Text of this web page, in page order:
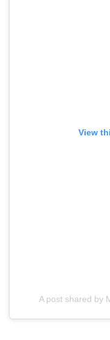
View
A post shared by